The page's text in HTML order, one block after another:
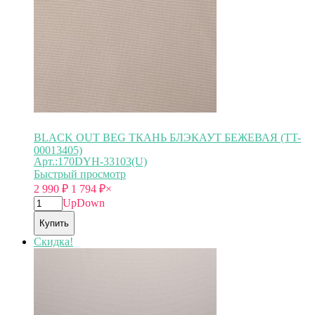
BLACK OUT BEG ТКАНЬ БЛЭКАУТ БЕЖЕВАЯ (TT-
00013405)
Арт.:170DYH-33103(U)
Быстрый просмотр
2 990 ₽ 1 794 ₽×
UpDown
Купить
Скидка!